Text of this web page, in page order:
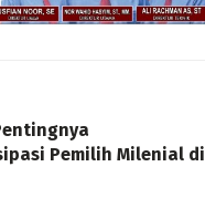
Pemilih Milenial di